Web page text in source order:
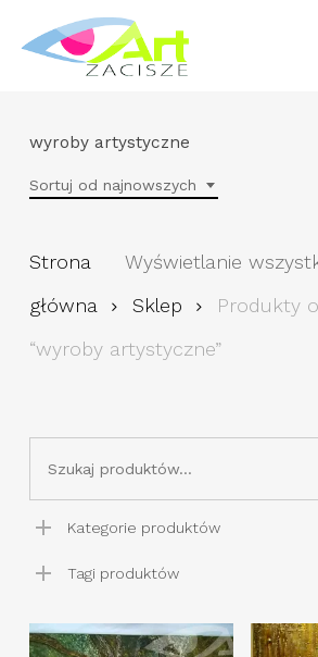
wyroby artystyczne
Sortuj od najnowszych
Wyświetlanie
Strona
główna
Sklep
Produkty
“wyroby artystyczne”
Kategorie produktów
Tagi produktów